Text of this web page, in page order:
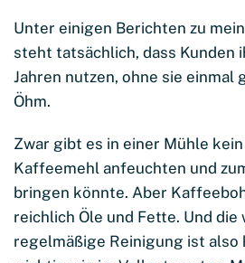
Unter einigen Berichten zu
steht tatsächlich, dass Kunden
Jahren nutzen, ohne sie einmal
Öhm.
Zwar gibt es in einer Mühle kein
Kaffeemehl anfeuchten und
bringen könnte. Aber
reichlich Öle und Fette. Und die
regelmäßige Reinigung ist also